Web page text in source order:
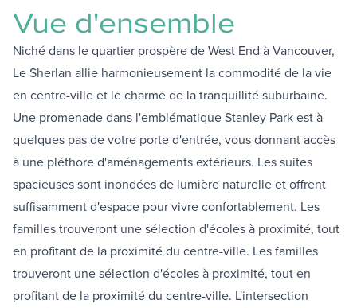
Vue d'ensemble
Niché dans le quartier prospère de West End à Vancouver,
Le Sherlan allie harmonieusement la commodité de la vie
en centre-ville et le charme de la tranquillité suburbaine.
Une promenade dans l'emblématique Stanley Park est à
quelques pas de votre porte d'entrée, vous donnant accès
à une pléthore d'aménagements extérieurs. Les suites
spacieuses sont inondées de lumière naturelle et offrent
suffisamment d'espace pour vivre confortablement. Les
familles trouveront une sélection d'écoles à proximité, tout
en profitant de la proximité du centre-ville. Les familles
trouveront une sélection d'écoles à proximité, tout en
profitant de la proximité du centre-ville. L'intersection